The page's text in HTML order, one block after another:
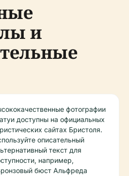
и
фотографии
доступны на официальных
сайтах Бристоля.
описательный
текст для
например,
бюст Альфреда